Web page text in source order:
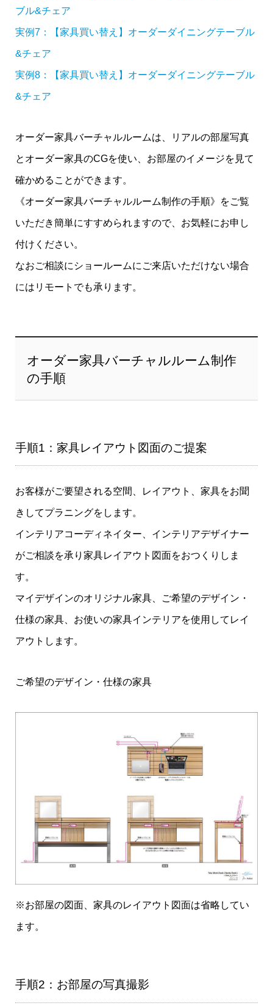
ブル&チェア
実例7：【家具買い替え】オーダーダイニングテーブル
&チェア
実例8：【家具買い替え】オーダーダイニングテーブル
&チェア
オーダー家具バーチャルルームは、リアルの部屋写真
とオーダー家具のCGを使い、お部屋のイメージを見て
確かめることができます。
《オーダー家具バーチャルルーム制作の手順》をご覧
いただき簡単にすすめられますので、お気軽にお申し
付けください。
なおご相談にショールームにご来店いただけない場合
にはリモートでも承ります。
オーダー家具バーチャルルーム制作
の手順
手順1：家具レイアウト図面のご提案
お客様がご要望される空間、レイアウト、家具をお聞
きしてプラニングをします。
インテリアコーディネイター、インテリアデザイナー
がご相談を承り家具レイアウト図面をおつくりしま
す。
マイデザインのオリジナル家具、ご希望のデザイン・
仕様の家具、お使いの家具インテリアを使用してレイ
アウトします。
ご希望のデザイン・仕様の家具
※お部屋の図面、家具のレイアウト図面は省略してい
ます。
手順2：お部屋の写真撮影